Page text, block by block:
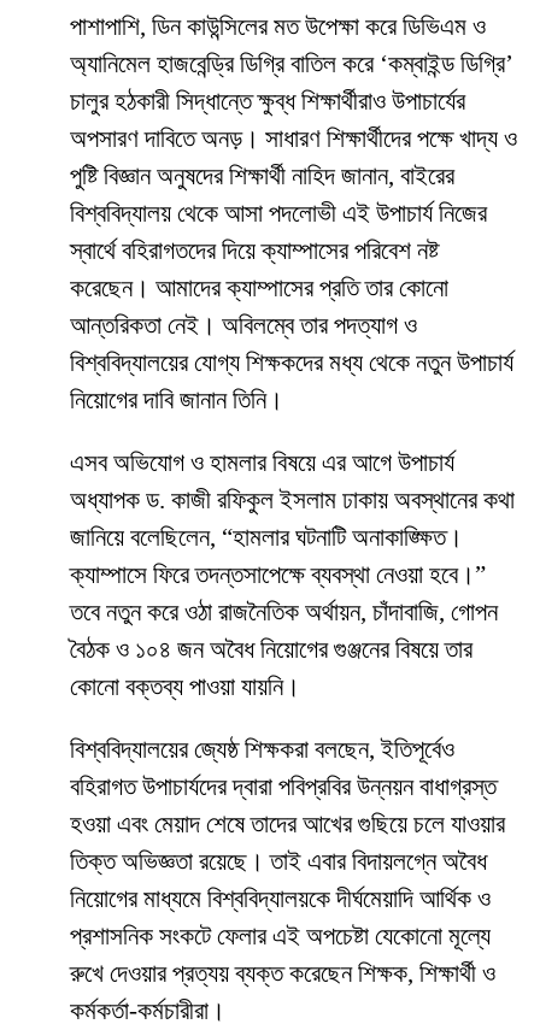
​পাশাপাশি, ডিন কাউন্সিলের মত উপেক্ষা করে ডিভিএম ও
অ্যানিমেল হাজবেন্ড্রি ডিগ্রি বাতিল করে ‘কম্বাইন্ড ডিগ্রি’
চালুর হঠকারী সিদ্ধান্তে ক্ষুব্ধ শিক্ষার্থীরাও উপাচার্যের
অপসারণ দাবিতে অনড়। সাধারণ শিক্ষার্থীদের পক্ষে খাদ্য ও
পুষ্টি বিজ্ঞান অনুষদের শিক্ষার্থী নাহিদ জানান, বাইরের
বিশ্ববিদ্যালয় থেকে আসা পদলোভী এই উপাচার্য নিজের
স্বার্থে বহিরাগতদের দিয়ে ক্যাম্পাসের পরিবেশ নষ্ট
করেছেন। আমাদের ক্যাম্পাসের প্রতি তার কোনো
আন্তরিকতা নেই। অবিলম্বে তার পদত্যাগ ও
বিশ্ববিদ্যালয়ের যোগ্য শিক্ষকদের মধ্য থেকে নতুন উপাচার্য
নিয়োগের দাবি জানান তিনি।
​এসব অভিযোগ ও হামলার বিষয়ে এর আগে উপাচার্য
অধ্যাপক ড. কাজী রফিকুল ইসলাম ঢাকায় অবস্থানের কথা
জানিয়ে বলেছিলেন, “হামলার ঘটনাটি অনাকাঙ্ক্ষিত।
ক্যাম্পাসে ফিরে তদন্তসাপেক্ষে ব্যবস্থা নেওয়া হবে।”
তবে নতুন করে ওঠা রাজনৈতিক অর্থায়ন, চাঁদাবাজি, গোপন
বৈঠক ও ১০৪ জন অবৈধ নিয়োগের গুঞ্জনের বিষয়ে তার
কোনো বক্তব্য পাওয়া যায়নি।
​বিশ্ববিদ্যালয়ের জ্যেষ্ঠ শিক্ষকরা বলছেন, ইতিপূর্বেও
বহিরাগত উপাচার্যদের দ্বারা পবিপ্রবির উন্নয়ন বাধাগ্রস্ত
হওয়া এবং মেয়াদ শেষে তাদের আখের গুছিয়ে চলে যাওয়ার
তিক্ত অভিজ্ঞতা রয়েছে। তাই এবার বিদায়লগ্নে অবৈধ
নিয়োগের মাধ্যমে বিশ্ববিদ্যালয়কে দীর্ঘমেয়াদি আর্থিক ও
প্রশাসনিক সংকটে ফেলার এই অপচেষ্টা যেকোনো মূল্যে
রুখে দেওয়ার প্রত্যয় ব্যক্ত করেছেন শিক্ষক, শিক্ষার্থী ও
কর্মকর্তা-কর্মচারীরা।